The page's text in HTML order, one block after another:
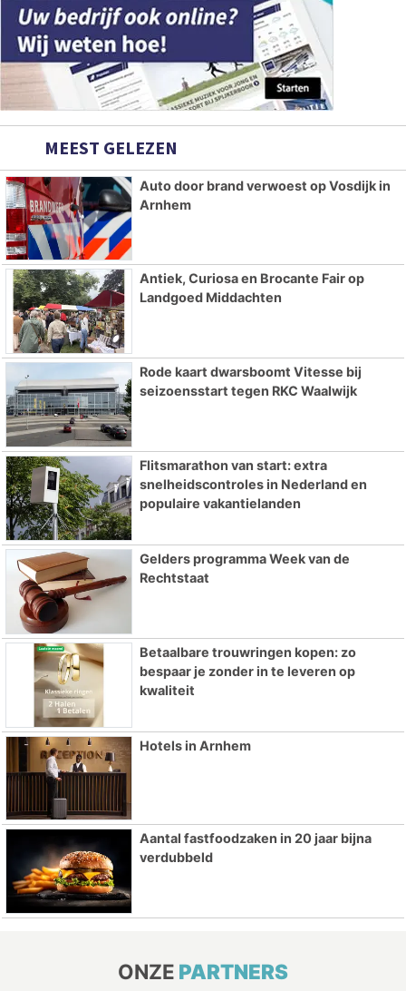
MEEST GELEZEN
Auto door brand verwoest op Vosdijk in
Arnhem
Antiek, Curiosa en Brocante Fair op
Landgoed Middachten
Rode kaart dwarsboomt Vitesse bij
seizoensstart tegen RKC Waalwijk
Flitsmarathon van start: extra
snelheidscontroles in Nederland en
populaire vakantielanden
Gelders programma Week van de
Rechtstaat
Betaalbare trouwringen kopen: zo
bespaar je zonder in te leveren op
kwaliteit
Hotels in Arnhem
Aantal fastfoodzaken in 20 jaar bijna
verdubbeld
ONZE PARTNERS